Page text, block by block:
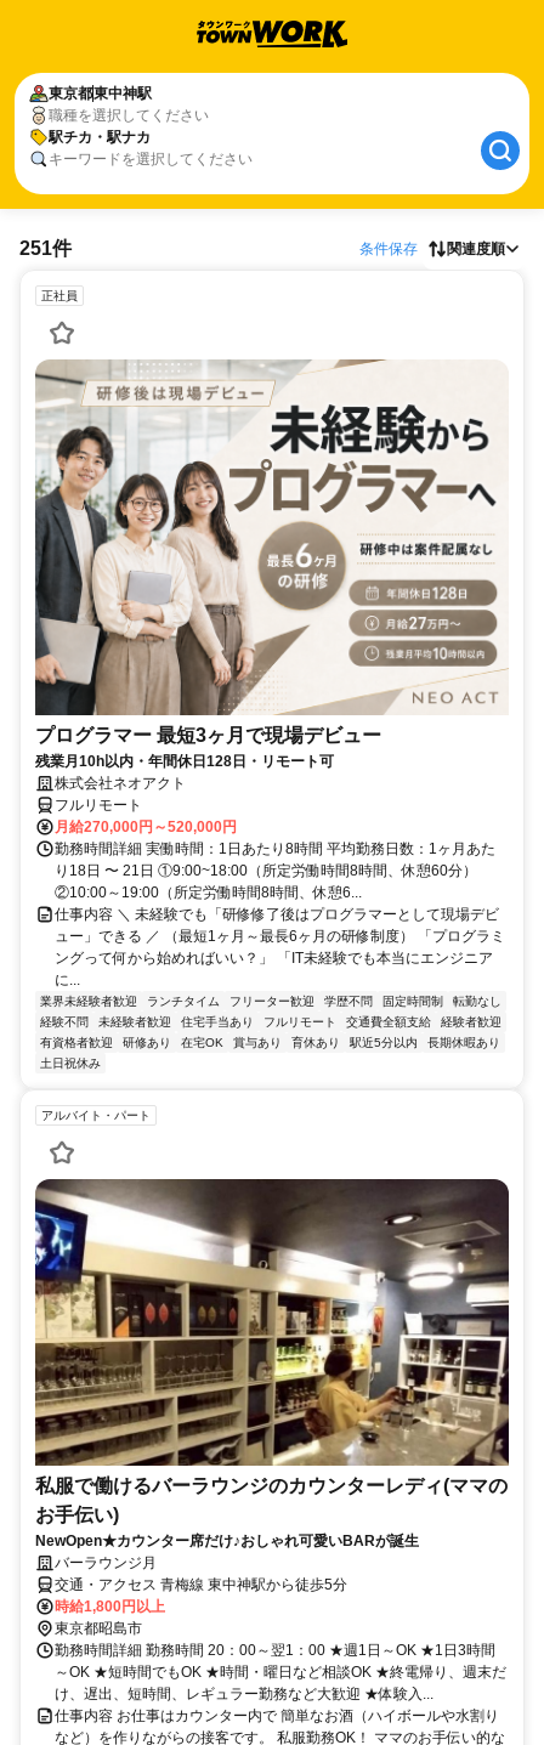
東京都東中神駅
職種を選択してください
駅チカ・駅ナカ
キーワードを選択してください
251件 条件保存 関連度順
正社員
プログラマー 最短3ヶ月で現場デビュー
残業月10h以内・年間休日128日・リモート可
株式会社ネオアクト
フルリモート
月給270,000円～520,000円
勤務時間詳細 実働時間：1日あたり8時間 平均勤務日数：1ヶ月あた
り18日 〜 21日 ①9:00~18:00（所定労働時間8時間、休憩60分）
②10:00～19:00（所定労働時間8時間、休憩6...
仕事内容 ＼ 未経験でも「研修修了後はプログラマーとして現場デビ
ュー」できる ／ （最短1ヶ月～最長6ヶ月の研修制度） 「プログラミ
ングって何から始めればいい？」 「IT未経験でも本当にエンジニア
に...
業界未経験者歓迎 ランチタイム フリーター歓迎 学歴不問 固定時間制
転勤なし
経験不問
未経験者歓迎 住宅手当あり フルリモート 交通費全額支給
経験者歓迎
有資格者歓迎
研修あり 在宅OK 賞与あり 育休あり 駅近5分以内
長期休暇あり
土日祝休み
アルバイト・パート
私服で働けるバーラウンジのカウンターレディ(ママの
お手伝い)
NewOpen★カウンター席だけ♪おしゃれ可愛いBARが誕生
バーラウンジ月
交通・アクセス 青梅線 東中神駅から徒歩5分
時給1,800円以上
東京都昭島市
勤務時間詳細 勤務時間 20：00～翌1：00 ★週1日～OK ★1日3時間
～OK ★短時間でもOK ★時間・曜日など相談OK ★終電帰り、週末だ
け、遅出、短時間、レギュラー勤務など大歓迎 ★体験入...
仕事内容 お仕事はカウンター内で 簡単なお酒（ハイボールや水割り
など）を作りながらの接客です。 私服勤務OK！ ママのお手伝い的な